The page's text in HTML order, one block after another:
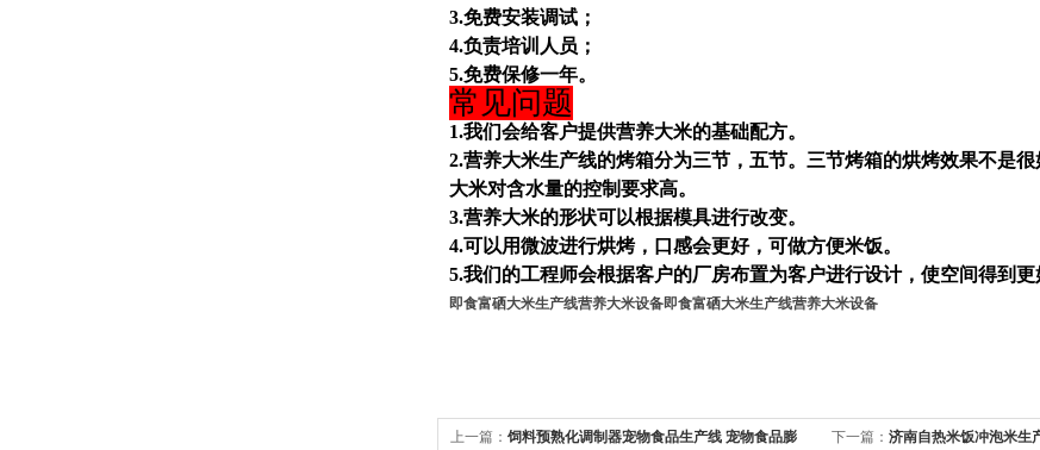
3.免费安装调试；
4.负责培训人员；
5.免费保修一年。
常见问题
1.我们会给客户提供营养大米的基础配方。
2.营养大米生产线的烤箱分为三节，五节。三节烤箱的烘烤效果不是
大米对含水量的控制要求高。
3.营养大米的形状可以根据模具进行改变。
4.可以用微波进行烘烤，口感会更好，可做方便米饭。
5.我们的工程师会根据客户的厂房布置为客户进行设计，使空间得到更
即食富硒大米生产线营养大米设备即食富硒大米生产线营养大米设备
上一篇： 饲料预熟化调制器宠物食品生产线 宠物食品膨 下一篇： 济南自热米饭冲泡米生